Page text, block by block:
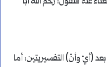
(أيْ وأنْ) التفسيريتين: أما